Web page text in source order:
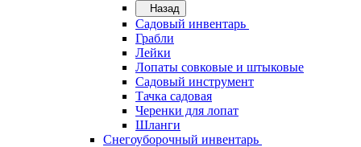
Назад
Садовый инвентарь
Грабли
Лейки
Лопаты совковые и штыковые
Садовый инструмент
Тачка садовая
Черенки для лопат
Шланги
Снегоуборочный инвентарь